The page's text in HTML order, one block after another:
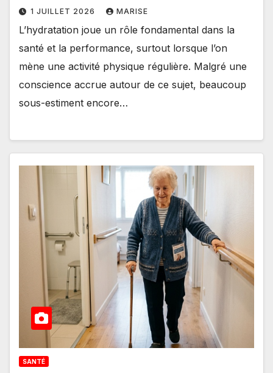
1 JUILLET 2026 MARISE
L’hydratation joue un rôle fondamental dans la
santé et la performance, surtout lorsque l’on
mène une activité physique régulière. Malgré une
conscience accrue autour de ce sujet, beaucoup
sous-estiment encore…
SANTÉ